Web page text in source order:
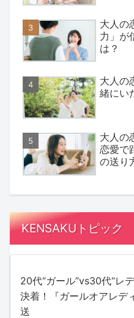
大人の
力」が
は？
大人の
緒にい
大人の
恋愛で
の送り
KENSAKUトピック
20代“ガール”vs30代“レ
決着！『ガールオアレデ
送